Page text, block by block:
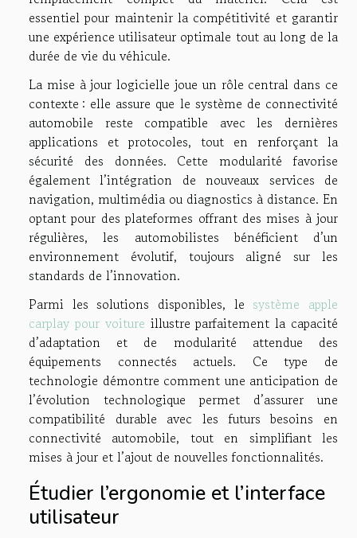
essentiel pour maintenir la compétitivité et garantir
une expérience utilisateur optimale tout au long de la
durée de vie du véhicule.
La mise à jour logicielle joue un rôle central dans ce
contexte : elle assure que le système de connectivité
automobile reste compatible avec les dernières
applications et protocoles, tout en renforçant la
sécurité des données. Cette modularité favorise
également l’intégration de nouveaux services de
navigation, multimédia ou diagnostics à distance. En
optant pour des plateformes offrant des mises à jour
régulières, les automobilistes bénéficient d’un
environnement évolutif, toujours aligné sur les
standards de l’innovation.
Parmi les solutions disponibles, lesystème apple
carplay pour voiture illustre parfaitement la capacité
d’adaptation et de modularité attendue des
équipements connectés actuels. Ce type de
technologie démontre comment une anticipation de
l’évolution technologique permet d’assurer une
compatibilité durable avec les futurs besoins en
connectivité automobile, tout en simplifiant les
mises à jour et l’ajout de nouvelles fonctionnalités.
Étudier l’ergonomie et l’interface
utilisateur